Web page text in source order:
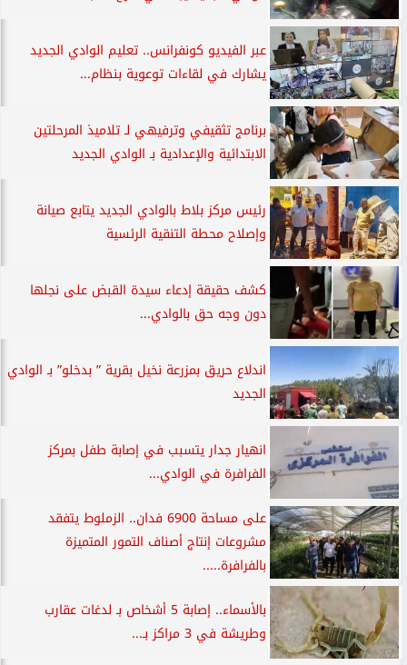
عبر الفيديو كونفرانس.. تعليم الوادي الجديد
يشارك في لقاءات توعوية بنظام...
برنامج تثقيفي وترفيهي لـ تلاميذ المرحلتين
الابتدائية والإعدادية بـ الوادي الجديد
رئيس مركز بلاط بالوادي الجديد يتابع صيانة
وإصلاح محطة التنقية الرئسية
كشف حقيقة إدعاء سيدة القبض على نجلها
دون وجه حق بالوادي...
اندلاع حريق بمزرعة نخيل بقرية ” بدخلو” بـ الوادي
الجديد
انهيار جدار يتسبب في إصابة طفل بمركز
الفرافرة في الوادي...
على مساحة 6900 فدان.. الزملوط يتفقد
مشروعات إنتاج أصناف التمور المتميزة
بالفرافرة.....
بالأسماء.. إصابة 5 أشخاص بـ لدغات عقارب
وطريشة في 3 مراكز بـ...